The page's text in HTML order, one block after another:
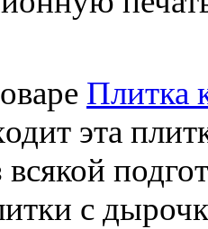
Плитка
эта
всякой
с